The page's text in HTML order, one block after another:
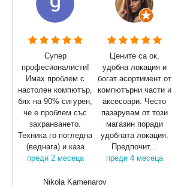
Супер
професионалисти!
Имах проблем с
настолен компютър,
бях на 90% сигурен,
че е проблем със
захранването.
Техника го погледна
(веднага) и каза
преди 2 месеца
Цените са ок,
удобна локация и
богат асортимент от
компютърни части и
аксесоари. Често
пазарувам от този
магазин поради
удобната локация.
Предпочит...
преди 4 месеца
Nikola Kamenarov